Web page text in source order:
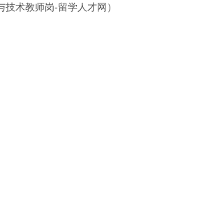
术教师岗-留学人才网）